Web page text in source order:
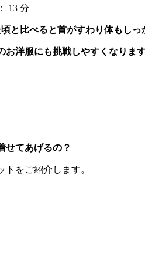
13 分
と比べると首がすわり体もしっ
洋服にも挑戦しやすくなります
せてあげるの？
をご紹介します。